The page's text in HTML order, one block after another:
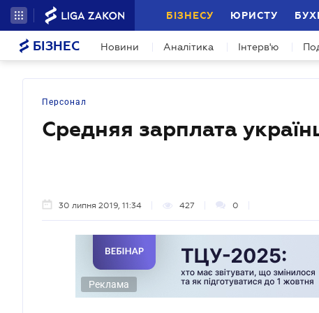
БІЗНЕСУ ЮРИСТУ
БІЗНЕС Новини Аналітика Інтерв'ю
Персонал
Cредняя зарплата
30 липня 2019, 11:34 427 0
Реклама